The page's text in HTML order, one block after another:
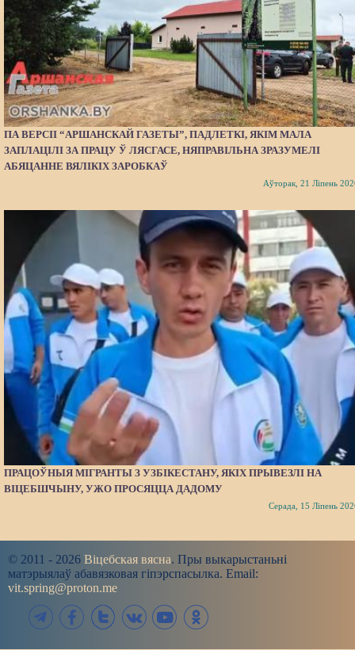
ПА ВЕРСІІ “АРШАНСКАЙ ГАЗЕТЫ”, ПАДЛЕТКІ, ЯКІМ МАЛА
ЗАПЛАЦІЛІ ЗА ПРАЦУ Ў ЛЯСГАСЕ, НЯПРАВІЛЬНА ЗРАЗУМЕЛІ
АБЯЦАННЕ ВЯЛІКІХ ЗАРОБКАЎ
Аўторак, 21 Ліпень
ПРАЦОЎНЫЯ МІГРАНТЫ З УЗБІКЕСТАНУ, ЯКІХ ПРЫВЕЗЛІ НА
ВІЦЕБШЧЫНУ, УЖО ПРОСЯЦЦА ДАДОМУ
Серада, 15 Ліпень
© 2011 - 2026 Віцебская вясна. Пры выкарыстаньні
матэрыялаў абавязковая гіпэрспасылка. Email:
vit.spring@proton.me